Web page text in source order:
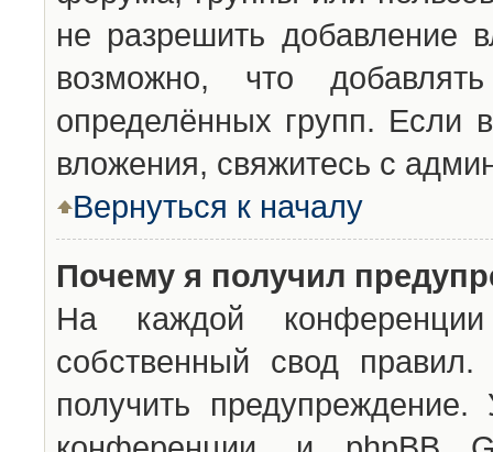
не разрешить добавление
возможно, что
определённых групп. Если
вложения, свяжитесь с
Вернуться к началу
Почему я получил
На каждой конференции
собственный свод
получить